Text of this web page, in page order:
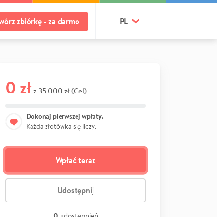
zbiórkę - za darmo PL
0 zł z 35 000 zł (Cel)
Dokonaj pierwszej wpłaty.
Każda złotówka się liczy.
Wpłać teraz
Udostępnij